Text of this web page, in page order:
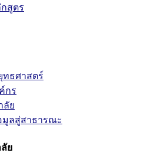
สูตร
ทธศาสตร์
กร
ลัย
มูลสู่สาธารณะ
ย